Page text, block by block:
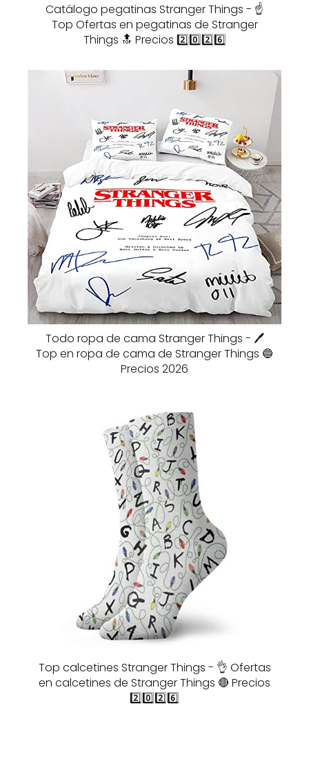
Catálogo pegatinas Stranger Things - ☝️
Top Ofertas en pegatinas de Stranger
Things 🔝 Precios 2️⃣0️⃣2️⃣6️⃣
Todo ropa de cama Stranger Things - 🖊️
Top en ropa de cama de Stranger Things 🔵
Precios 2026
Top calcetines Stranger Things - 👌 Ofertas
en calcetines de Stranger Things 🔴 Precios
2️⃣0️⃣2️⃣6️⃣